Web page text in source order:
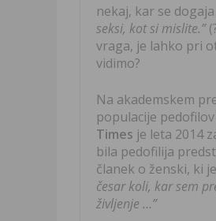
nekaj, kar se
seksi, kot si mislite.”
vraga, je lahko pri
vidimo?
Na akademskem
populacije
Times je leta 2014
bila pedofilija
članek o ženski, ki
česar koli, kar sem
življenje …”